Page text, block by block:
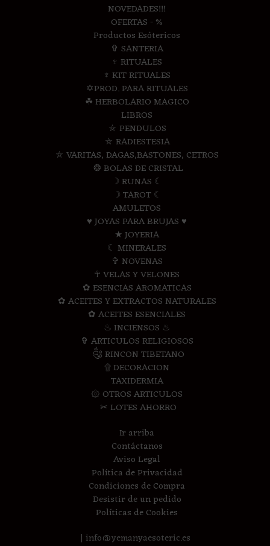
NOVEDADES!!!
OFERTAS - %
Productos Esótericos
✞ SANTERIA
♆ RITUALES
♆ KIT RITUALES
✡PROD. PARA RITUALES
☘ HERBOLARIO MAGICO
LIBROS
⛤ PENDULOS
⛤ RADIESTESIA
⛤ VARITAS, DAGAS,BASTONES, CETROS
❂ BOLAS DE CRISTAL
☽ RUNAS ☾
☽ TAROT ☾
AMULETOS
♥ JOYAS PARA BRUJAS ♥
★ JOYERIA
☾ MINERALES
✞ NOVENAS
☥ VELAS Y VELONES
✿ ESENCIAS AROMATICAS
✿ ACEITES Y EXTRACTOS NATURALES
✿ ACEITES ESENCIALES
♨ INCIENSOS ♨
✞ ARTICULOS RELIGIOSOS
༃ RINCON TIBETANO
۩ DECORACION
TAXIDERMIA
۞ OTROS ARTICULOS
✂ LOTES AHORRO
Ir arriba
Contáctanos
Aviso Legal
Política de Privacidad
Condiciones de Compra
Desistir de un pedido
Políticas de Cookies
| info@yemanyaesoteric.es